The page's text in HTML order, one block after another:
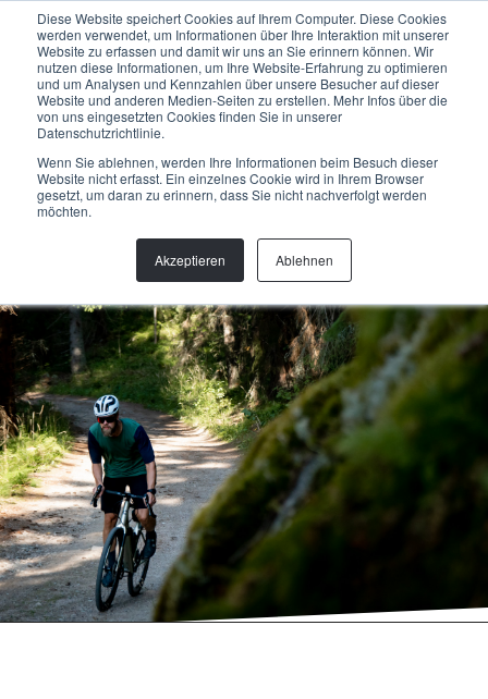
Diese Website speichert Cookies auf Ihrem Computer. Diese Cookies
werden verwendet, um Informationen über Ihre Interaktion mit unserer
Website zu erfassen und damit wir uns an Sie erinnern können. Wir
nutzen diese Informationen, um Ihre Website-Erfahrung zu optimieren
und um Analysen und Kennzahlen über unsere Besucher auf dieser
Website und anderen Medien-Seiten zu erstellen. Mehr Infos über die
von uns eingesetzten Cookies finden Sie in unserer
Datenschutzrichtlinie.
Wenn Sie ablehnen, werden Ihre Informationen beim Besuch dieser
Website nicht erfasst. Ein einzelnes Cookie wird in Ihrem Browser
gesetzt, um daran zu erinnern, dass Sie nicht nachverfolgt werden
möchten.
Akzeptieren Ablehnen
Menu
GRAVEL BIKE ROUTEN
Gravel-Biking Konzepte entwickeln Offroad-Routen, die
regionale Landschaftsmerkmale nutzen, um ein
herausforderndes Fahrerlebnis anzubieten und aktuellen
Radsporttrends gerecht zu werden.